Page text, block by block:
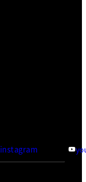
instagram